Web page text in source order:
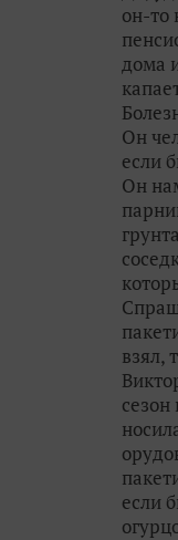
он-то
дома
Он
если
Он
взял,
если